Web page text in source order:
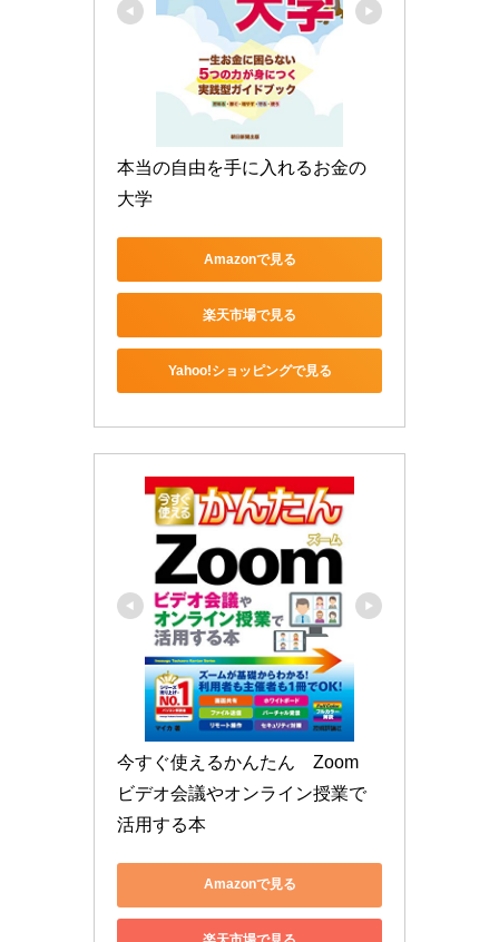
本当の自由を手に入れるお金の
大学
Amazonで見る
楽天市場で見る
Yahoo!ショッピングで見る
今すぐ使えるかんたん　Zoom
ビデオ会議やオンライン授業で
活用する本
Amazonで見る